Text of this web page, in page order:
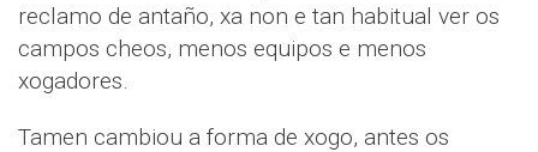
reclamo de antaño, xa non e tan habitual ver os
campos cheos, menos equipos e menos
xogadores.
Tamen cambiou a forma de xogo, antes os